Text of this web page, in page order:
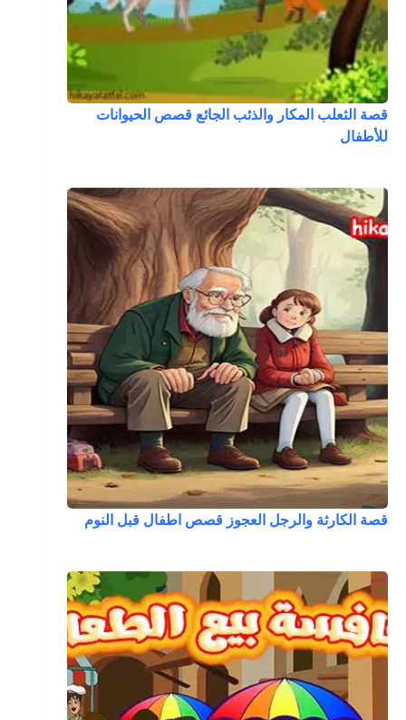
قصة الثعلب المكار والذئب الجائع قصص الحيوانات
للأطفال
قصة الكارثة والرجل العجوز قصص اطفال قبل النوم